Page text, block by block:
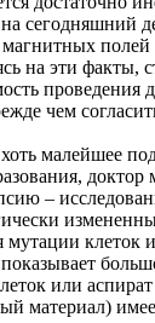
на сегодняшний
полей
на эти факты,
проведения
чем
малейшее
–
клеток
или
материал)